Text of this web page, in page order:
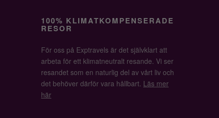
100% KLIMATKOMPENSERADE
RESOR
För oss på Exptravels är det självklart att
arbeta för ett klimatneutralt resande. Vi ser
resandet som en naturlig del av vårt liv och
det behöver därför vara hållbart. Läs mer
här